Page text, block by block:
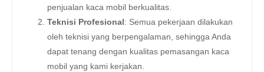
penjualan kaca mobil berkualitas.
Teknisi Profesional : Semua pekerjaan dilakukan
oleh teknisi yang berpengalaman, sehingga Anda
dapat tenang dengan kualitas pemasangan kaca
mobil yang kami kerjakan.